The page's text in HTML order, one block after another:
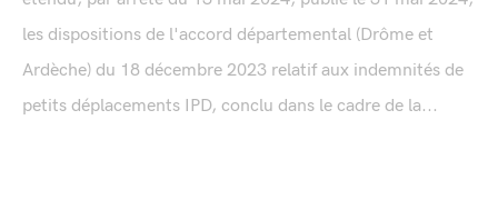
les dispositions de l'accord départemental (Drôme et
Ardèche) du 18 décembre 2023 relatif aux indemnités de
petits déplacements IPD, conclu dans le cadre de la...